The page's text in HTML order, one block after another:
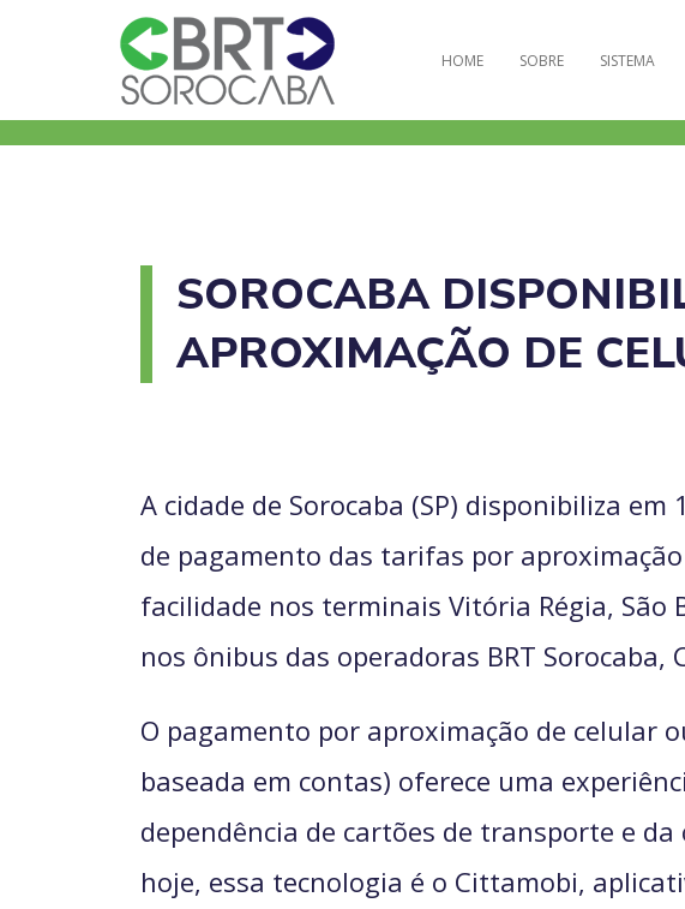
HOME SOBRE SISTEMA
SOROCABA
APROXIMAÇÃO DE
A cidade de Sorocaba (SP) disponibiliza
de pagamento das tarifas por
facilidade nos terminais Vitória Régia, São
nos ônibus das operadoras BRT Sorocaba,
O pagamento por aproximação de celular
baseada em contas) oferece uma
dependência de cartões de transporte e
hoje, essa tecnologia é o Cittamobi,